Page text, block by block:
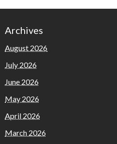
Archives
August 2026
July 2026
June 2026
May 2026
April 2026
March 2026